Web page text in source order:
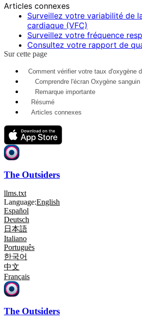
Articles connexes
Surveillez votre variabilité de
cardiaque (VFC)
Surveillez votre fréquence
Consultez votre rapport de
Sur cette page
Comment vérifier votre taux d'oxygène
Comprendre l'écran Oxygène sanguin
Remarque importante
Résumé
Articles connexes
The Outsiders
llms.txt
Language:English
Español
Deutsch
日本語
Italiano
Português
한국어
中文
Français
The Outsiders